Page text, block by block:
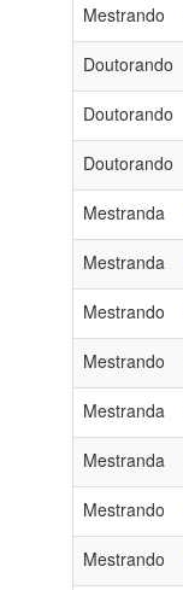
Mestrando
Doutorando
Doutorando
Doutorando
Mestranda
Mestranda
Mestrando
Mestrando
Mestranda
Mestranda
Mestrando
Mestrando